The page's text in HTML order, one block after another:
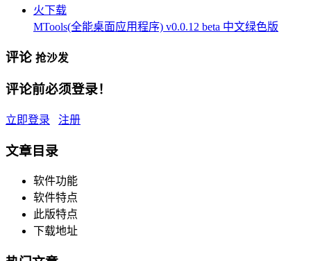
MTools(全能桌面应用程序) v0.0.12 beta 中文绿色版
评论 抢沙发
评论前必须登录！
立即登录 注册
文章目录
软件功能
软件特点
此版特点
下载地址